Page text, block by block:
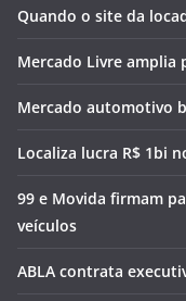
Quando o site da
Mercado Livre amplia
Mercado automotivo
Localiza lucra R$ 1bi
99 e Movida firmam
veículos
ABLA contrata